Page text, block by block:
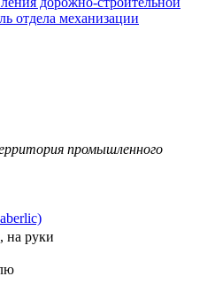
отдела механизации
промышленного
на руки